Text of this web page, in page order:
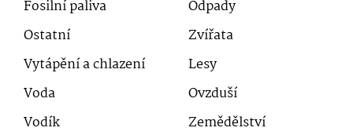
Fosilní paliva
Odpady
Ostatní
Zvířata
Vytápění a chlazení
Lesy
Voda
Ovzduší
Vodík
Zemědělství